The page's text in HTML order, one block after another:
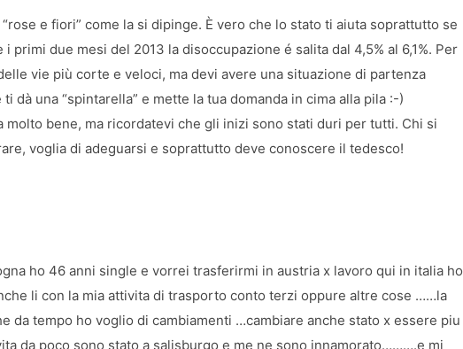
e fiori” come la si dipinge. È vero che lo stato ti aiuta soprattutto se
primi due mesi del 2013 la disoccupazione é salita dal 4,5% al 6,1%. Per
vie più corte e veloci, ma devi avere una situazione di partenza
dà una “spintarella” e mette la tua domanda in cima alla pila :-)
molto bene, ma ricordatevi che gli inizi sono stati duri per tutti. Chi si
voglia di adeguarsi e soprattutto deve conoscere il tedesco!
ho 46 anni single e vorrei trasferirmi in austria x lavoro qui in italia ho
li con la mia attivita di trasporto conto terzi oppure altre cose ……la
da tempo ho voglio di cambiamenti …cambiare anche stato x essere piu
da poco sono stato a salisburgo e me ne sono innamorato……….e mi